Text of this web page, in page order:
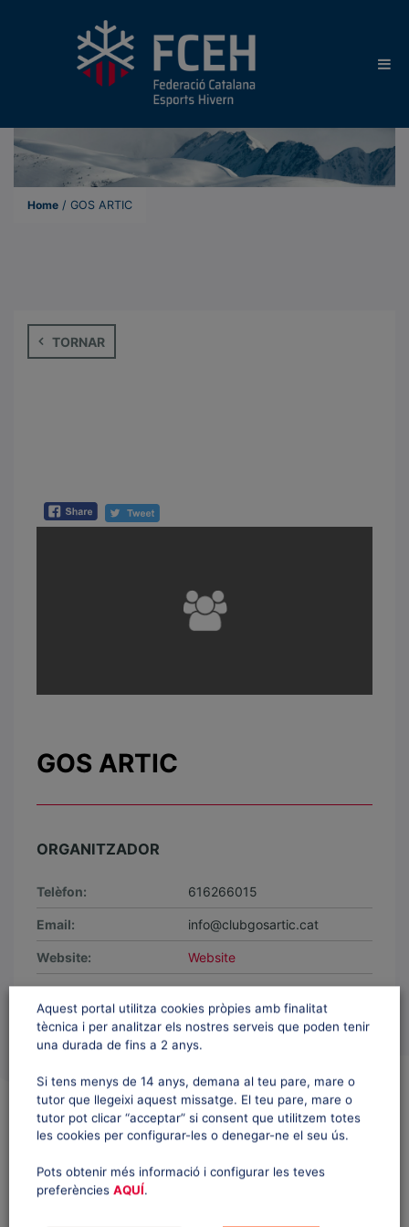
Home / GOS ARTIC
TORNAR
GOS ARTIC
ORGANITZADOR
Telèfon: 616266015
Email: info@clubgosartic.cat
Website: Website
QUÈ ÉS LA FCEH?
Federació Catalana d'Esports d'Hivern és l'organisme
esportiu que dirigeix i regula la pràctica dels esports d'hivern a
Catalunya.
Aquest portal utilitza cookies pròpies amb finalitat
tècnica i per analitzar els nostres serveis que poden tenir
una durada de fins a 2 anys.
Si tens menys de 14 anys, demana al teu pare, mare o
tutor que llegeixi aquest missatge. El teu pare, mare o
tutor pot clicar “acceptar” si consent que utilitzem totes
les cookies per configurar-les o denegar-ne el seu ús.
Pots obtenir més informació i configurar les teves
preferències AQUÍ.